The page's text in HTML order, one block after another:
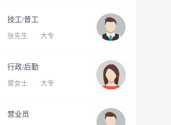
技工/普工
张先生 · 大专
行政/后勤
曾女士 · 大专
营业员